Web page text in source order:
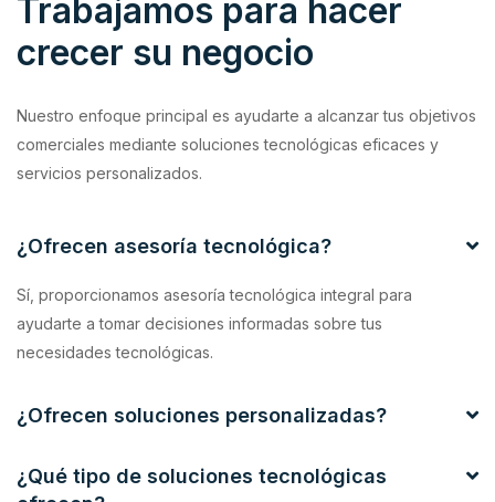
Trabajamos para hacer
crecer su negocio
Nuestro enfoque principal es ayudarte a alcanzar tus objetivos
comerciales mediante soluciones tecnológicas eficaces y
servicios personalizados.
¿Ofrecen asesoría tecnológica?
Sí, proporcionamos asesoría tecnológica integral para
ayudarte a tomar decisiones informadas sobre tus
necesidades tecnológicas.
¿Ofrecen soluciones personalizadas?
¿Qué tipo de soluciones tecnológicas